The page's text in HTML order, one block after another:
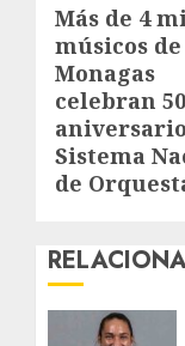
Next
post:
Más de 4
músicos de
Monagas
celebran 50
Sistema
de